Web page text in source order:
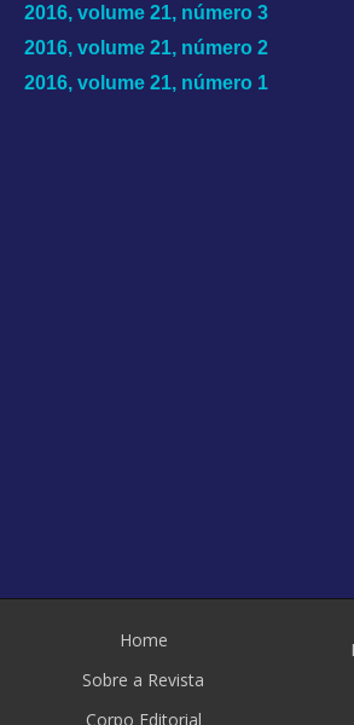
2016, volume 21, número 3
2016, volume 21, número 2
2016, volume 21, número 1
Home
Sobre a Revista
Corpo Editorial